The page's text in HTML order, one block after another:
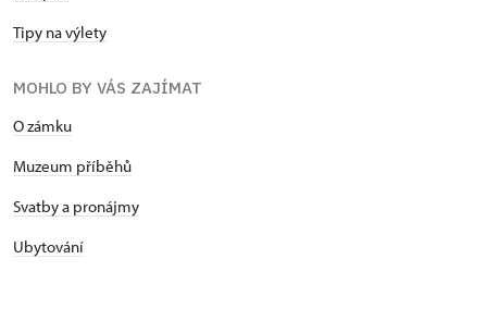
Tipy na výlety
MOHLO BY VÁS ZAJÍMAT
O zámku
Muzeum příběhů
Svatby a pronájmy
Ubytování